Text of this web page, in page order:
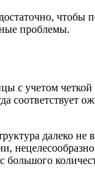
проблемы.
с учетом
далеко не